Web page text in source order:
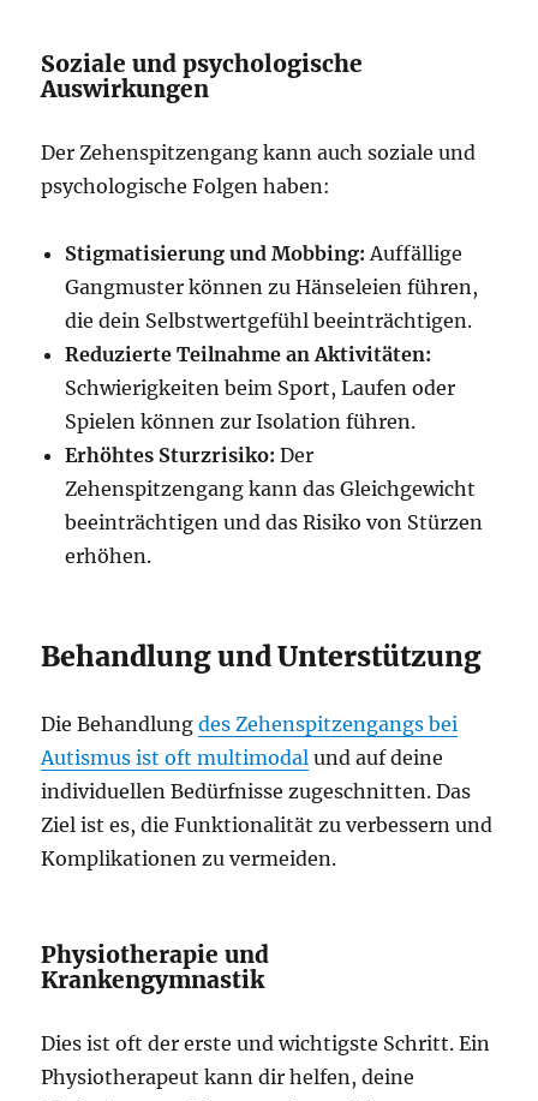
Soziale und psychologische
Auswirkungen
Der Zehenspitzengang kann auch soziale und
psychologische Folgen haben:
Stigmatisierung und Mobbing: Auffällige
Gangmuster können zu Hänseleien führen,
die dein Selbstwertgefühl beeinträchtigen.
Reduzierte Teilnahme an Aktivitäten:
Schwierigkeiten beim Sport, Laufen oder
Spielen können zur Isolation führen.
Erhöhtes Sturzrisiko: Der
Zehenspitzengang kann das Gleichgewicht
beeinträchtigen und das Risiko von Stürzen
erhöhen.
Behandlung und Unterstützung
Die Behandlungdes Zehenspitzengangs bei
Autismus ist oft multimodal und auf deine
individuellen Bedürfnisse zugeschnitten. Das
Ziel ist es, die Funktionalität zu verbessern und
Komplikationen zu vermeiden.
Physiotherapie und
Krankengymnastik
Dies ist oft der erste und wichtigste Schritt. Ein
Physiotherapeut kann dir helfen, deine